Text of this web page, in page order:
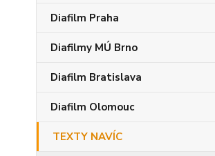
Diafilm Praha
Diafilmy MÚ Brno
Diafilm Bratislava
Diafilm Olomouc
TEXTY NAVÍC